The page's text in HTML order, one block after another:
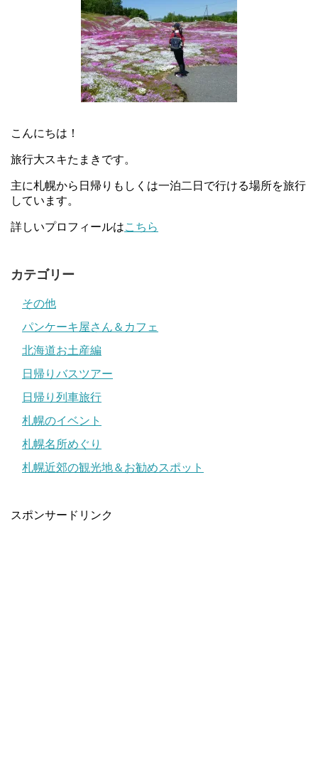
こんにちは！
旅行大スキたまきです。
主に札幌から日帰りもしくは一泊二日で行ける場所を旅行
しています。
詳しいプロフィールはこちら
カテゴリー
その他
パンケーキ屋さん＆カフェ
北海道お土産編
日帰りバスツアー
日帰り列車旅行
札幌のイベント
札幌名所めぐり
札幌近郊の観光地＆お勧めスポット
スポンサードリンク